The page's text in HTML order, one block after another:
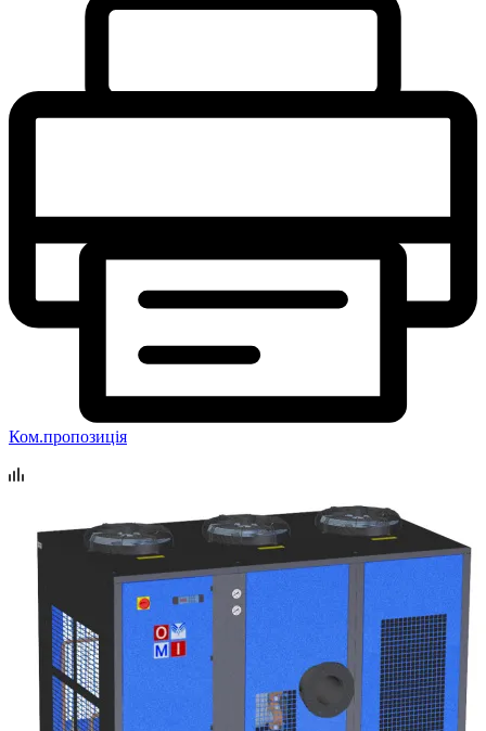
Ком.пропозиція